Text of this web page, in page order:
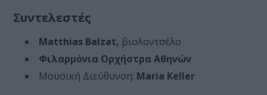
Συντελεστές
Matthias Balzat, βιολοντσέλο
Φιλαρμόνια Ορχήστρα Αθηνών
Μουσική Διεύθυνση: Maria Keller